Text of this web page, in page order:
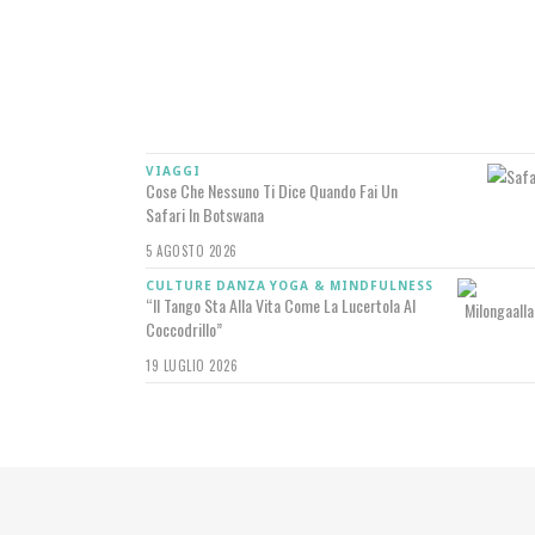
VIAGGI
Cose Che Nessuno Ti Dice Quando Fai Un
Safari In Botswana
5 AGOSTO 2026
CULTURE DANZA YOGA & MINDFULNESS
“Il Tango Sta Alla Vita Come La Lucertola Al
Coccodrillo”
19 LUGLIO 2026